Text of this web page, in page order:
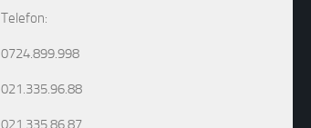
Telefon:
0724.899.998
021.335.96.88
021.335.86.87